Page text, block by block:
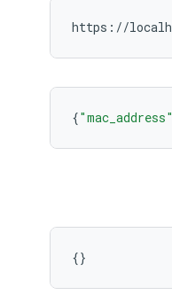
{"mac_address"